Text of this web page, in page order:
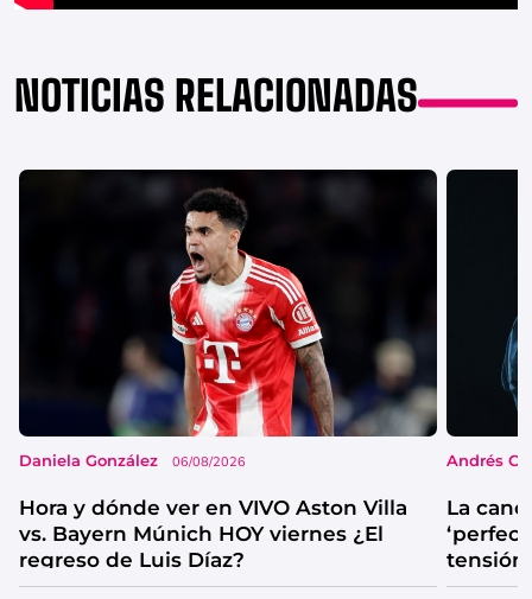
NOTICIAS RELACIONADAS
Daniela González 06/08/2026
Hora y dónde ver en VIVO Aston Villa
vs. Bayern Múnich HOY viernes ¿El
regreso de Luis Díaz?
Andrés
La
tensión
catarsis